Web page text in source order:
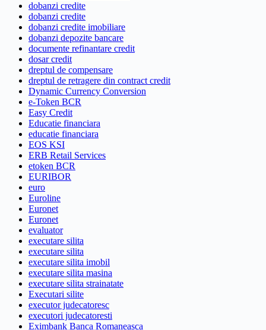
dobanzi credite
dobanzi credite
dobanzi credite imobiliare
dobanzi depozite bancare
documente refinantare credit
dosar credit
dreptul de compensare
dreptul de retragere din contract credit
Dynamic Currency Conversion
e-Token BCR
Easy Credit
Educatie financiara
educatie financiara
EOS KSI
ERB Retail Services
etoken BCR
EURIBOR
euro
Euroline
Euronet
Euronet
evaluator
executare silita
executare silita
executare silita imobil
executare silita masina
executare silita strainatate
Executari silite
executor judecatoresc
executori judecatoresti
Eximbank Banca Romaneasca